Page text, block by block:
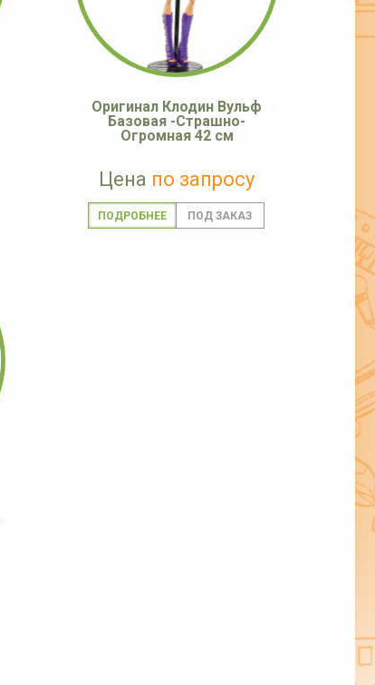
Оригинал Клодин Вульф
Базовая -Страшно-
Огромная 42 см
Цена по запросу
ПОДРОБНЕЕ